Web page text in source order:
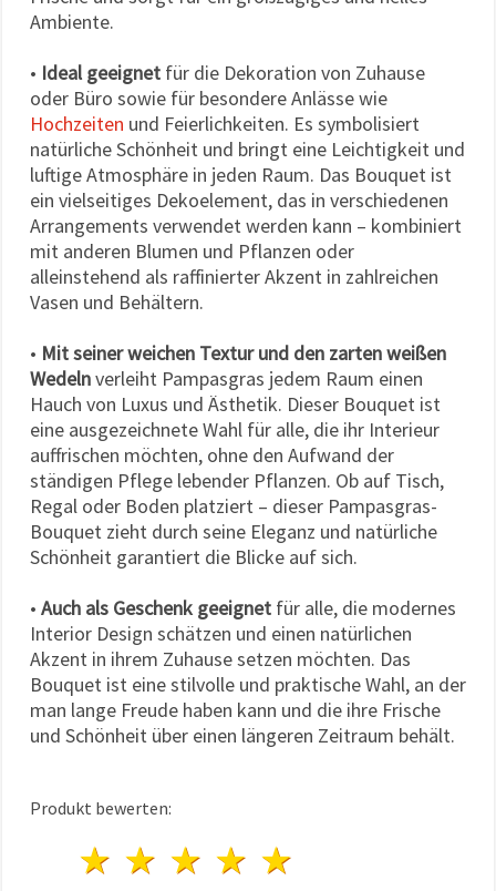
Ambiente.
• Ideal geeignet für die Dekoration von Zuhause
oder Büro sowie für besondere Anlässe wie
Hochzeiten und Feierlichkeiten. Es symbolisiert
natürliche Schönheit und bringt eine Leichtigkeit und
luftige Atmosphäre in jeden Raum. Das Bouquet ist
ein vielseitiges Dekoelement, das in verschiedenen
Arrangements verwendet werden kann – kombiniert
mit anderen Blumen und Pflanzen oder
alleinstehend als raffinierter Akzent in zahlreichen
Vasen und Behältern.
• Mit seiner weichen Textur und den zarten weißen
Wedelnverleiht Pampasgras jedem Raum einen
Hauch von Luxus und Ästhetik. Dieser Bouquet ist
eine ausgezeichnete Wahl für alle, die ihr Interieur
auffrischen möchten, ohne den Aufwand der
ständigen Pflege lebender Pflanzen. Ob auf Tisch,
Regal oder Boden platziert – dieser Pampasgras-
Bouquet zieht durch seine Eleganz und natürliche
Schönheit garantiert die Blicke auf sich.
• Auch als Geschenk geeignet für alle, die modernes
Interior Design schätzen und einen natürlichen
Akzent in ihrem Zuhause setzen möchten. Das
Bouquet ist eine stilvolle und praktische Wahl, an der
man lange Freude haben kann und die ihre Frische
und Schönheit über einen längeren Zeitraum behält.
Produkt bewerten:
4 Sterne
3 Sterne
2 Sterne
1 Stern